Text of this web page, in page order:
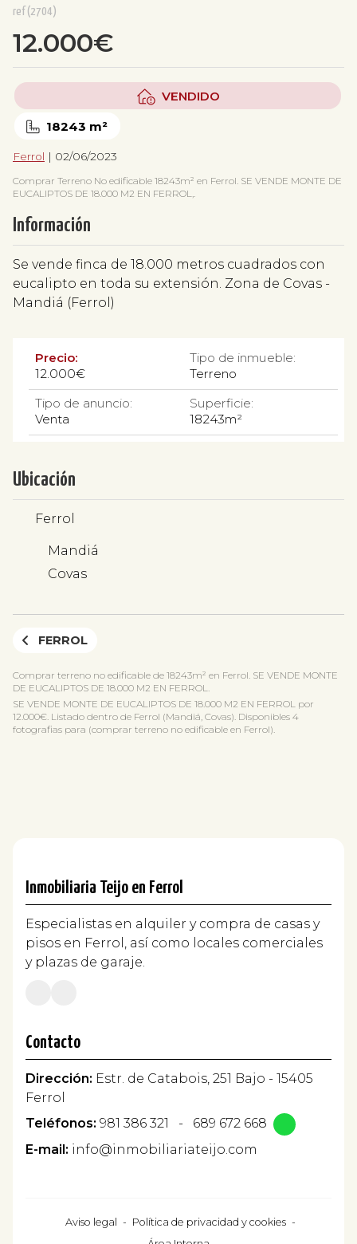
ref(2704)
12.000€
VENDIDO
18243 m²
Ferrol | 02/06/2023
Comprar Terreno No edificable 18243m² en Ferrol. SE VENDE MONTE DE
EUCALIPTOS DE 18.000 M2 EN FERROL,.
Información
Se vende finca de 18.000 metros cuadrados con
eucalipto en toda su extensión. Zona de Covas -
Mandiá (Ferrol)
Precio:
12.000€
Tipo de inmueble:
Terreno
Tipo de anuncio:
Venta
Superficie:
18243m²
Ubicación
Ferrol
Mandiá
Covas
FERROL
Comprar terreno no edificable de 18243m² en Ferrol. SE VENDE MONTE
DE EUCALIPTOS DE 18.000 M2 EN FERROL.
SE VENDE MONTE DE EUCALIPTOS DE 18.000 M2 EN FERROL por
12.000€. Listado dentro de Ferrol (Mandiá, Covas). Disponibles 4
fotografias para (comprar terreno no edificable en Ferrol).
Inmobiliaria Teijo en Ferrol
Especialistas en alquiler y compra de casas y
pisos en Ferrol, así como locales comerciales
y plazas de garaje.
Contacto
Dirección: Estr. de Catabois, 251 Bajo - 15405
Ferrol
Teléfonos: 981 386 321 -
689 672 668
E-mail: info@inmobiliariateijo.com
Aviso legal - Política de privacidad y cookies -